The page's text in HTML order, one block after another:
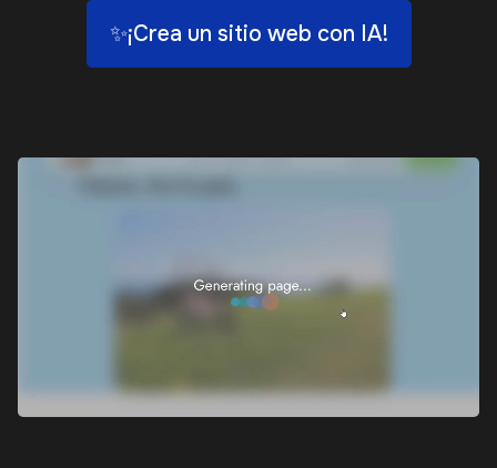
✨¡Crea un sitio web con IA!